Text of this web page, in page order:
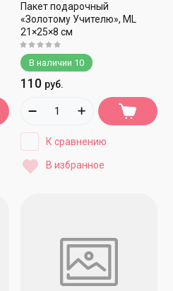
Пакет подарочный
«Золотому Учителю», ML
21×25×8 см
В наличии 10
110 руб.
К сравнению
В избранное